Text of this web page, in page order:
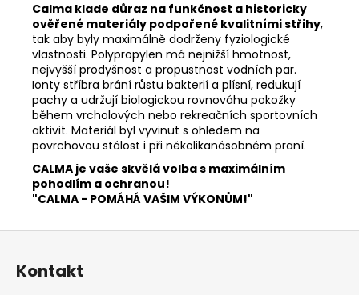
Calma klade důraz na funkčnost a historicky
ověřené materiály podpořené kvalitními střihy,
tak aby byly maximálně dodrženy fyziologické
vlastnosti. Polypropylen má nejnižší hmotnost,
nejvyšší prodyšnost a propustnost vodních par.
Ionty stříbra brání růstu bakterií a plísní, redukují
pachy a udržují biologickou rovnováhu pokožky
během vrcholových nebo rekreačních sportovních
aktivit. Materiál byl vyvinut s ohledem na
povrchovou stálost i při několikanásobném praní.
CALMA je vaše skvělá volba s maximálním
pohodlím a ochranou!
"CALMA - POMÁHÁ VAŠIM VÝKONŮM!"
Kontakt